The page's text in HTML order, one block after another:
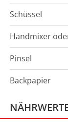
Schüssel
Handmixer
Pinsel
Backpapier